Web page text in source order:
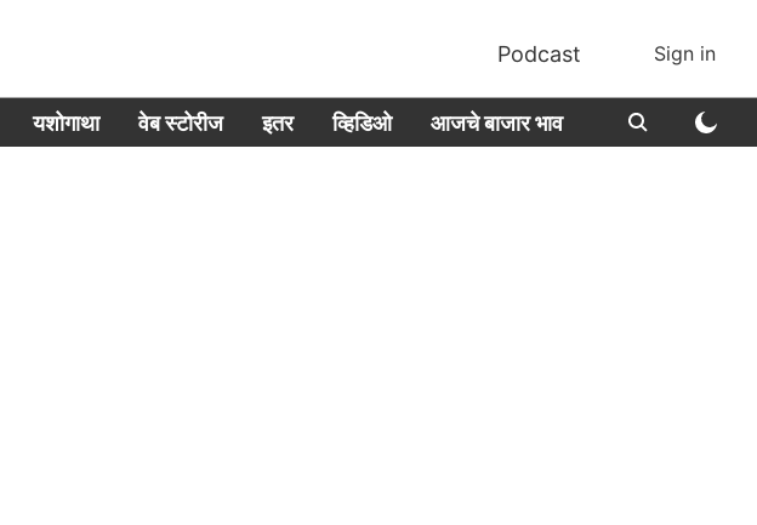
Podcast Sign in
यशोगाथा वेब स्टोरीज इतर व्हिडिओ आजचे बाजार भाव